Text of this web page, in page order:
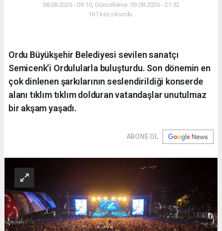
08.08.2026 - 09:10, Güncelleme: 09.08.2026 - 21:32
161 kez okundu.
Ordu Büyükşehir Belediyesi sevilen sanatçı
Semicenk’i Ordulularla buluşturdu. Son dönemin en
çok dinlenen şarkılarının seslendirildiği konserde
alanı tıklım tıklım dolduran vatandaşlar unutulmaz
bir akşam yaşadı.
ABONE OL